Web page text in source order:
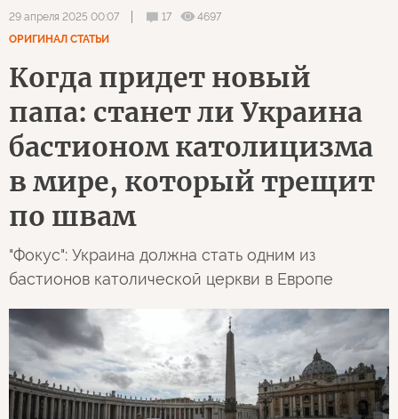
29 апреля 2025 00:07 17
4697
ОРИГИНАЛ СТАТЬИ
Когда придет новый
папа: станет ли Украина
бастионом католицизма
в мире, который трещит
по швам
"Фокус": Украина должна стать одним из
бастионов католической церкви в Европе